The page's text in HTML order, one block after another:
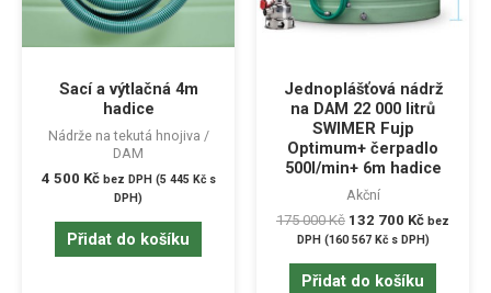
Sací a výtlačná 4m
hadice
Nádrže na tekutá hnojiva /
DAM
4 500 Kč bez DPH (5 445 Kčs
DPH)
Přidat do košíku
Jednoplášťová nádrž
na DAM 22 000 litrů
SWIMER Fujp
Optimum+ čerpadlo
500l/min+ 6m hadice
Akční
175 000Kč 132 700 Kč bez
DPH (160 567 Kčs DPH)
Přidat do košíku